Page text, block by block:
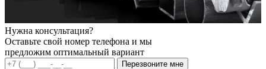
Нужна консультация?
Оставьте свой номер телефона и мы
предложим оптимальный вариант
Перезвоните мне